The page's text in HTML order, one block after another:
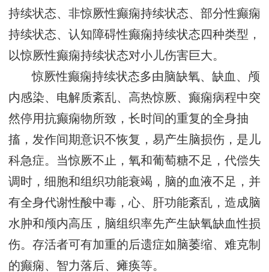
持续状态、非惊厥性癫痫持续状态、部分性癫痫
持续状态、认知障碍性癫痫持续状态四种类型，
以惊厥性癫痫持续状态对小儿伤害巨大。
惊厥性癫痫持续状态多由脑缺氧、缺血、颅
内感染、电解质紊乱、高热惊厥、癫痫病程中突
然停用抗癫痫物所致，长时间的重复的全身抽
搐，发作间期意识不恢复，易产生脑损伤，是儿
科急症。当惊厥不止，氧和葡萄糖不足，代偿失
调时，细胞和组织功能衰竭，脑的血液不足，并
有全身代谢性酸中毒，心、肝功能紊乱，造成脑
水肿和颅内高压，脑组织率先产生缺氧缺血性损
伤。存活者可有加重的后遗症如脑萎缩、难克制
的癫痫、智力落后、瘫痪等。